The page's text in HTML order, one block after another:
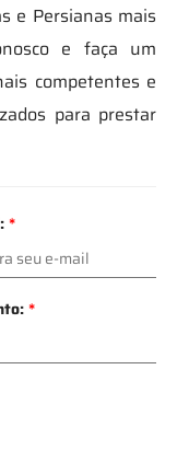
e Persianas mais
e faça um
competentes e
para prestar
*
*